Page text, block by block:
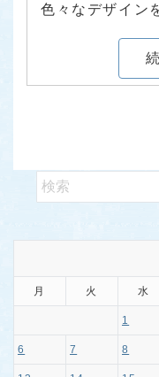
色々なデザイン
月 火 水
1
6 7 8